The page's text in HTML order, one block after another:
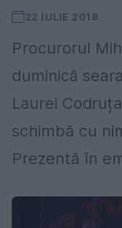
22 IULIE 2018
Procurorul
duminică
Laurei
schimbă cu
Prezentă în